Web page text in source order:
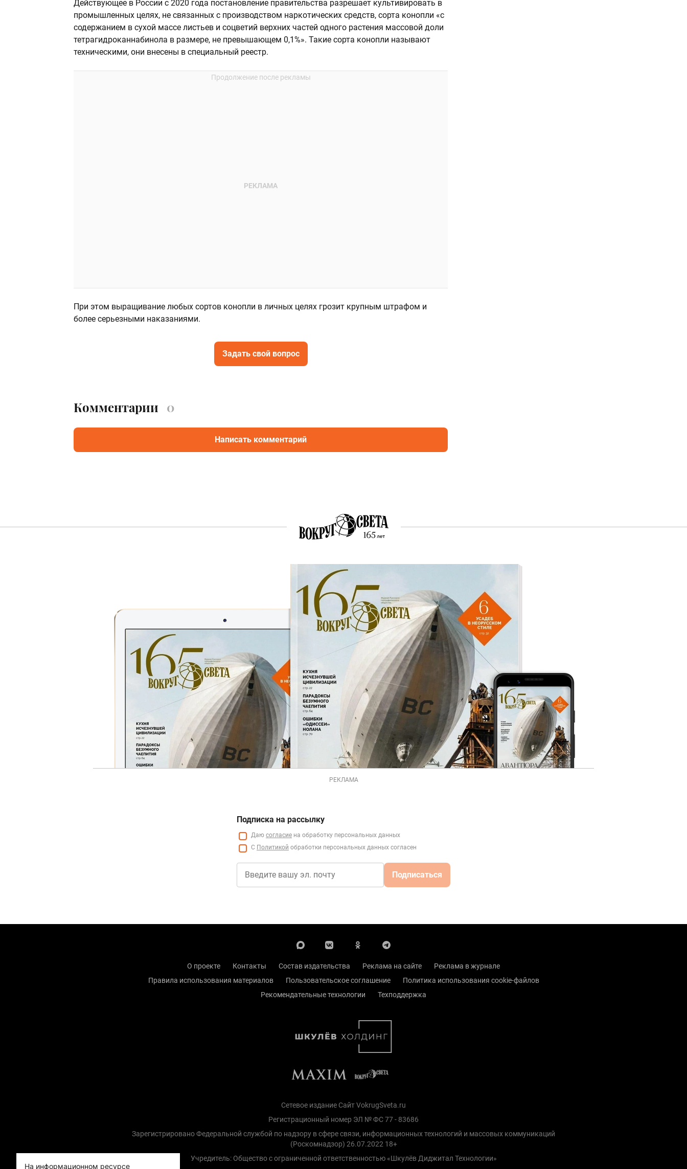
Действующее в России с 2020 года постановление правительства разрешает культивировать в
промышленных целях, не связанных с производством наркотических средств, сорта конопли «с
содержанием в сухой массе листьев и соцветий верхних частей одного растения массовой доли
тетрагидроканнабинола в размере, не превышающем 0,1%». Такие сорта конопли называют
техническими, они внесены в специальный реестр.
При этом выращивание любых сортов конопли в личных целях грозит крупным штрафом и
более серьезными наказаниями.
Задать свой вопрос
Комментарии 0
Написать комментарий
РЕКЛАМА
Подписка на рассылку
Даю согласие на обработку персональных данных
С Политикой обработки персональных данных согласен
Подписаться
О проекте Контакты Состав издательства Реклама на сайте
Реклама в журнале
Правила использования материалов
Пользовательское соглашение
Политика использования cookie-файлов
Рекомендательные технологии
Техподдержка
Сетевое издание Сайт VokrugSveta.ru
Регистрационный номер ЭЛ № ФС 77 - 83686
Зарегистрировано Федеральной службой по надзору в сфере связи, информационных технологий и массовых коммуникаций
(Роскомнадзор) 26.07.2022 18+
Учредитель: Общество с ограниченной ответственностью «Шкулёв Диджитал Технологии»
На информационном ресурсе